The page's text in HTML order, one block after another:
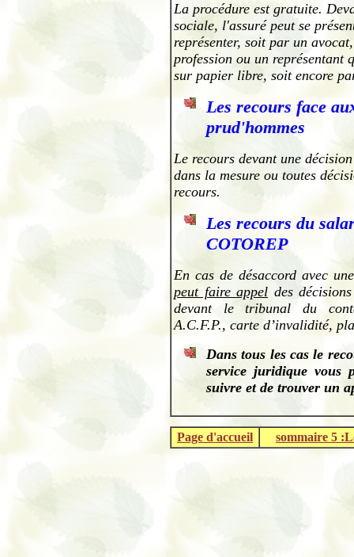
La procédure est gratuite.
sociale, l'assuré peut se
représenter, soit par un
profession ou un représentant
sur papier libre, soit encore
Les recours face
prud'hommes
Le recours devant une
dans la mesure ou toutes
recours.
Les recours du
COTOREP
En cas de désaccord avec
peut faire appel des
devant le tribunal du
A.C.F.P., carte d’invalidité,
Dans tous les cas le
service juridique vous
suivre et de trouver un
Page d'accueil sommaire 5